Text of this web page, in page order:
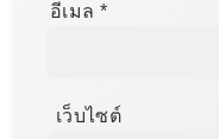
อีเมล *
เว็บไซต์